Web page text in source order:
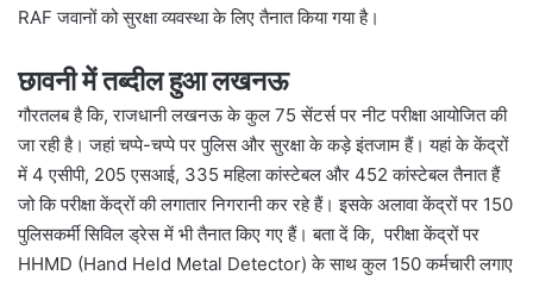
RAF जवानों को सुरक्षा व्यवस्था के लिए तैनात किया गया है।
छावनी में तब्दील हुआ लखनऊ
गौरतलब है कि, राजधानी लखनऊ के कुल 75 सेंटर्स पर नीट परीक्षा आयोजित की
जा रही है। जहां चप्पे-चप्पे पर पुलिस और सुरक्षा के कड़े इंतजाम हैं। यहां के केंद्रों
में 4 एसीपी, 205 एसआई, 335 महिला कांस्टेबल और 452 कांस्टेबल तैनात हैं
जो कि परीक्षा केंद्रों की लगातार निगरानी कर रहे हैं। इसके अलावा केंद्रों पर 150
पुलिसकर्मी सिविल ड्रेस में भी तैनात किए गए हैं। बता दें कि, परीक्षा केंद्रों पर
HHMD (Hand Held Metal Detector) के साथ कुल 150 कर्मचारी लगाए